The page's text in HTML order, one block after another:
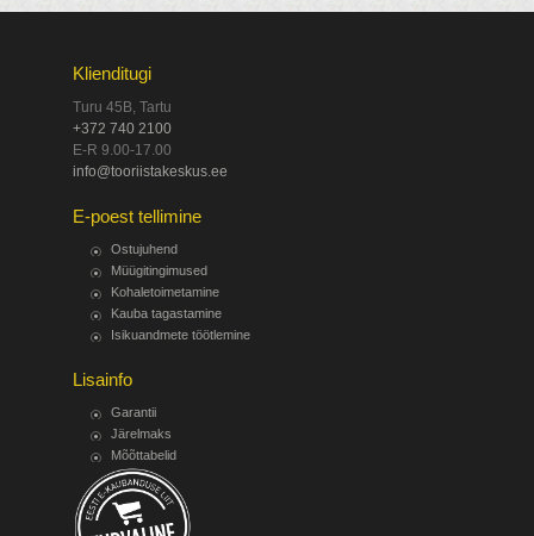
Klienditugi
Turu 45B, Tartu
+372 740 2100
E-R 9.00-17.00
info@tooriistakeskus.ee
E-poest tellimine
Ostujuhend
Müügitingimused
Kohaletoimetamine
Kauba tagastamine
Isikuandmete töötlemine
Lisainfo
Garantii
Järelmaks
Mõõttabelid